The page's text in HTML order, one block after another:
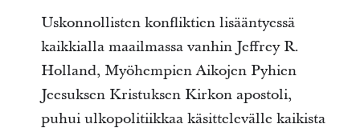
Uskonnollisten konfliktien lisääntyessä
kaikkialla maailmassa vanhin Jeffrey R.
Holland, Myöhempien Aikojen Pyhien
Jeesuksen Kristuksen Kirkon apostoli,
puhui ulkopolitiikkaa käsittelevälle kaikista